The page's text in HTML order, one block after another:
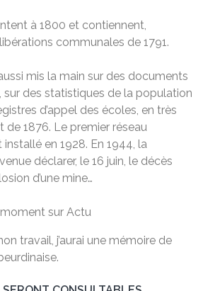
à 1800 et contiennent,
communales de 1791.
mis la main sur des documents
sur des statistiques de la population
d’appel des écoles, en très
de 1876. Le premier réseau
installé en 1928. En 1944, la
déclarer, le 16 juin, le décès
d’une mine…
sur Actu
travail, j’aurai une mémoire de